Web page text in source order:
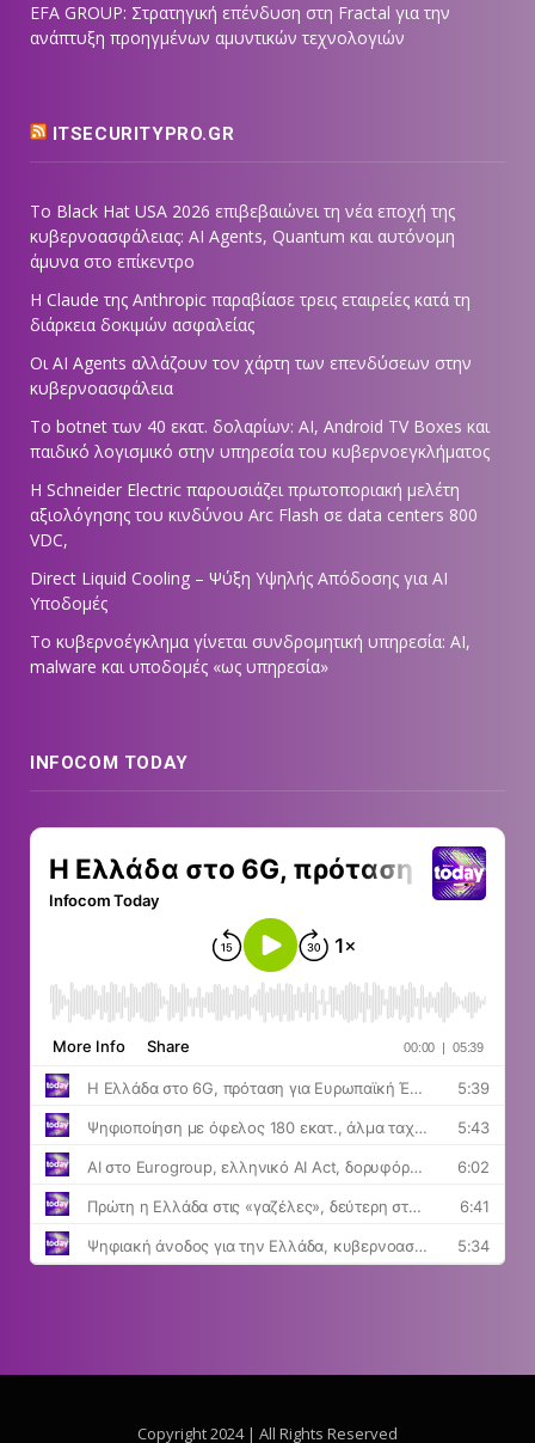
EFA GROUP: Στρατηγική επένδυση στη Fractal για την
ανάπτυξη προηγμένων αμυντικών τεχνολογιών
ITSECURITYPRO.GR
Το Black Hat USA 2026 επιβεβαιώνει τη νέα εποχή της
κυβερνοασφάλειας: AI Agents, Quantum και αυτόνομη
άμυνα στο επίκεντρο
Η Claude της Anthropic παραβίασε τρεις εταιρείες κατά τη
διάρκεια δοκιμών ασφαλείας
Οι AI Agents αλλάζουν τον χάρτη των επενδύσεων στην
κυβερνοασφάλεια
Το botnet των 40 εκατ. δολαρίων: AI, Android TV Boxes και
παιδικό λογισμικό στην υπηρεσία του κυβερνοεγκλήματος
Η Schneider Electric παρουσιάζει πρωτοποριακή μελέτη
αξιολόγησης του κινδύνου Arc Flash σε data centers 800
VDC,
Direct Liquid Cooling – Ψύξη Υψηλής Απόδοσης για AI
Υποδομές
Το κυβερνοέγκλημα γίνεται συνδρομητική υπηρεσία: AI,
malware και υποδομές «ως υπηρεσία»
INFOCOM TODAY
Copyright 2024 | All Rights Reserved